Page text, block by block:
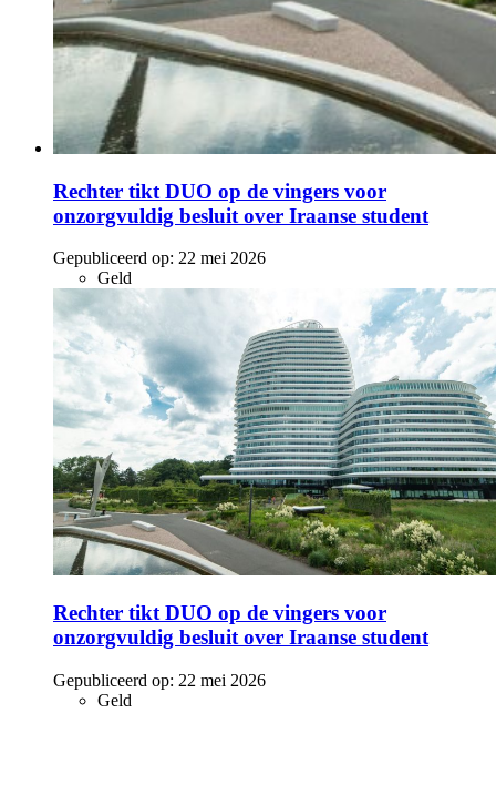
Rechter tikt DUO op de vingers voor
onzorgvuldig besluit over Iraanse student
Gepubliceerd op: 22 mei 2026
Geld
Rechter tikt DUO op de vingers voor
onzorgvuldig besluit over Iraanse student
Gepubliceerd op: 22 mei 2026
Geld